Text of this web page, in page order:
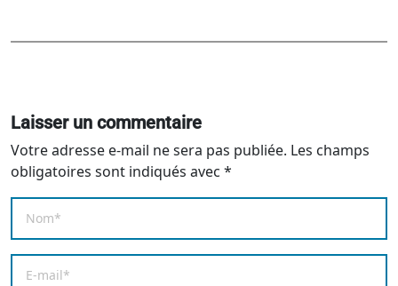
Laisser un commentaire
Votre adresse e-mail ne sera pas publiée. Les champs
obligatoires sont indiqués avec *